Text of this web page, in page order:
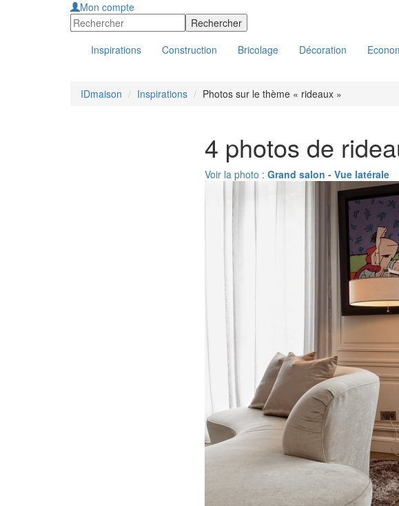
Mon compte
Inspirations Construction Bricolage Décoration
IDmaison Inspirations Photos sur le thème « rideaux »
4 photos de
Voir la photo : Grand salon - Vue latérale